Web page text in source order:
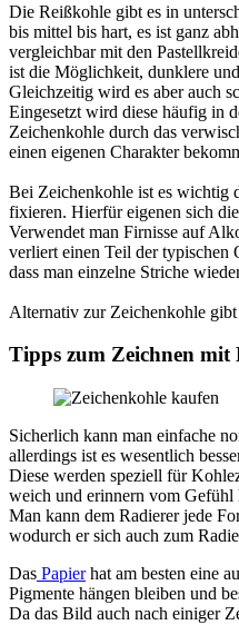
Die Reißkohle gibt es in
bis mittel bis hart, es ist ganz
vergleichbar mit den
ist die Möglichkeit, dunklere
Gleichzeitig wird es aber auch
Eingesetzt wird diese häufig in
Zeichenkohle durch das
einen eigenen Charakter
Bei Zeichenkohle ist es wichtig
fixieren. Hierfür eigenen sich
Verwendet man Firnisse auf
verliert einen Teil der typischen
dass man einzelne Striche
Alternativ zur Zeichenkohle gibt
Tipps zum Zeichnen mit
Sicherlich kann man einfache
allerdings ist es wesentlich
Diese werden speziell für
weich und erinnern vom Gefühl
Man kann dem Radierer jede
wodurch er sich auch zum
Das Papierhat am besten eine
Pigmente hängen bleiben und
Da das Bild auch nach einiger